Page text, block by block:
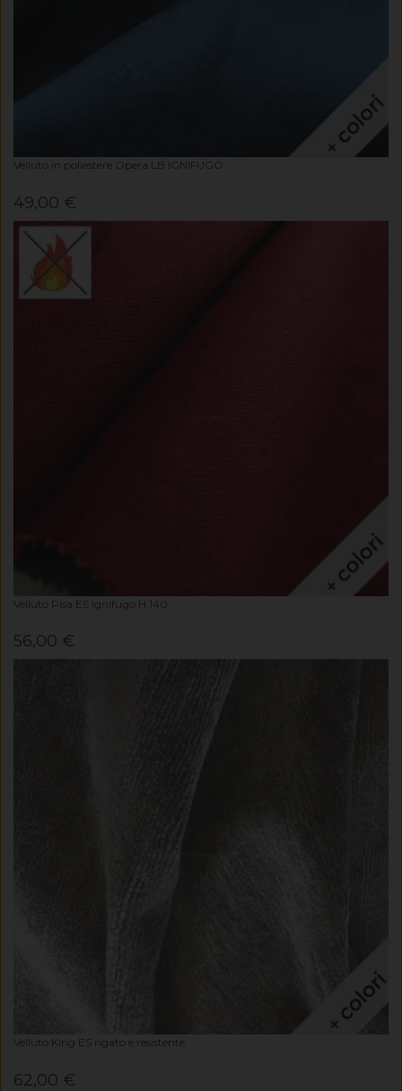
Velluto in poliestere Opera LB IGNIFUGO
49,00 €
Velluto Pisa ES ignifugo H 140
56,00 €
Velluto King ES rigato e resistente
62,00 €